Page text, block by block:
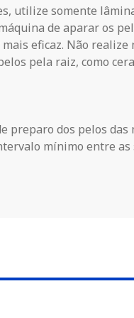
utilize somente
de aparar os
eficaz. Não realize
pela raiz, como
preparo dos pelos das
mínimo entre as